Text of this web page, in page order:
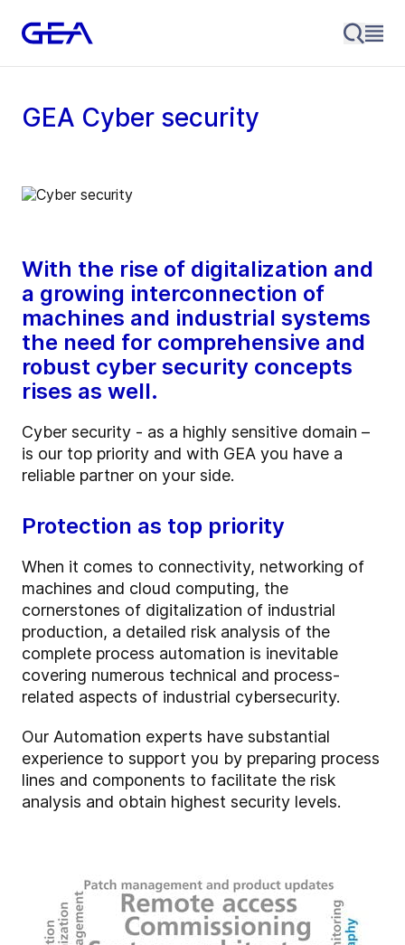
GEA Cyber security
With the rise of digitalization and
a growing interconnection of
machines and industrial systems
the need for comprehensive and
robust cyber security concepts
rises as well.
Cyber security - as a highly sensitive domain –
is our top priority and with GEA you have a
reliable partner on your side.
Protection as top priority
When it comes to connectivity, networking of
machines and cloud computing, the
cornerstones of digitalization of industrial
production, a detailed risk analysis of the
complete process automation is inevitable
covering numerous technical and process-
related aspects of industrial cybersecurity.
Our Automation experts have substantial
experience to support you by preparing process
lines and components to facilitate the risk
analysis and obtain highest security levels.